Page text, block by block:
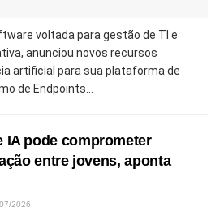
voltada para gestão de TI e
anunciou novos recursos
artificial para sua plataforma de
de Endpoints...
IA pode comprometer
entre jovens, aponta
2026